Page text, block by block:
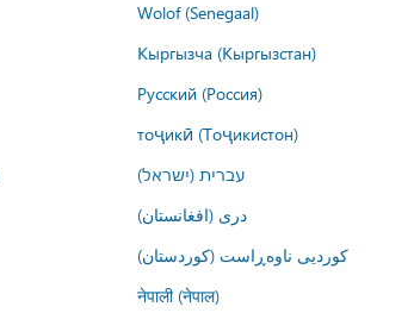
Wolof (Senegaal)
Кыргызча (Кыргызстан)
Русский (Россия)
тоҷикӣ (Тоҷикистон)
עברית (ישראל)
درى (افغانستان)
کوردیی ناوەڕاست (کوردستان)
नेपाली (नेपाल)